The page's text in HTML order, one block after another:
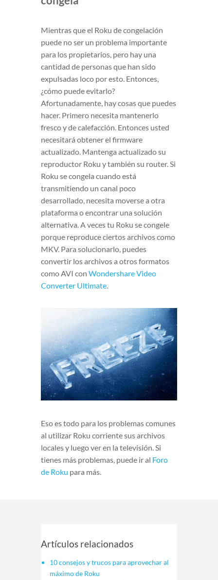
Mientras que el Roku de congelación
puede no ser un problema importante
para los propietarios, pero hay una
cantidad de personas que han sido
expulsadas loco por esto. Entonces,
¿cómo puede evitarlo?
Afortunadamente, hay cosas que puedes
hacer. Primero necesita mantenerlo
fresco y de calefacción. Entonces usted
necesitará obtener el firmware
actualizado. Mantenga actualizado su
reproductor Roku y también su router. Si
Roku se congela cuando está
transmitiendo un canal poco
desarrollado, necesita moverse a otra
plataforma o encontrar una solución
alternativa. A veces tu Roku se congele
porque reproduce ciertos archivos como
MKV. Para solucionarlo, puedes
convertir los archivos a otros formatos
como AVI con Wondershare Video
Converter Ultimate.
Eso es todo para los problemas comunes
al utilizar Roku corriente sus archivos
locales y luego ver en la televisión. Si
tienes más problemas, puede ir al Foro
de Roku para más.
Artículos relacionados
10 consejos y trucos para aprovechar al
máximo de Roku